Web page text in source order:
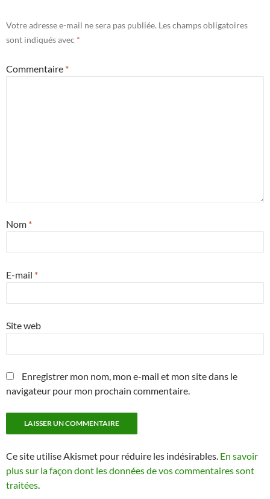
Votre adresse e-mail ne sera pas publiée. Les champs obligatoires
sont indiqués avec *
Commentaire *
Nom *
E-mail *
Site web
Enregistrer mon nom, mon e-mail et mon site dans le
navigateur pour mon prochain commentaire.
Ce site utilise Akismet pour réduire les indésirables. En savoir
plus sur la façon dont les données de vos commentaires sont
traitées